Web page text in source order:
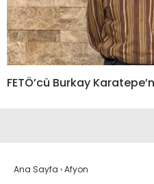
FETÖ’cü Burkay
Ana Sayfa ›Afyon